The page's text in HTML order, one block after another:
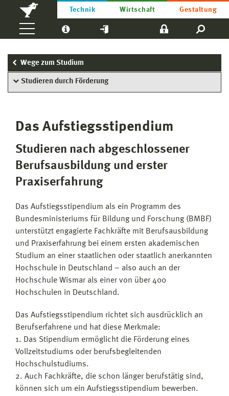
Technik Wirtschaft Gestaltung
Wege zum Studium
Studieren durch Förderung
Das Aufstiegsstipendium
Studieren nach abgeschlossener
Berufsausbildung und erster
Praxiserfahrung
Das Aufstiegsstipendium als ein Programm des
Bundesministeriums für Bildung und Forschung (BMBF)
unterstützt engagierte Fachkräfte mit Berufsausbildung
und Praxiserfahrung bei einem ersten akademischen
Studium an einer staatlichen oder staatlich anerkannten
Hochschule in Deutschland – also auch an der
Hochschule Wismar als einer von über 400
Hochschulen in Deutschland.
Das Aufstiegsstipendium richtet sich ausdrücklich an
Berufserfahrene und hat diese Merkmale:
1. Das Stipendium ermöglicht die Förderung eines
Vollzeitstudiums oder berufsbegleitenden
Hochschulstudiums.
2. Auch Fachkräfte, die schon länger berufstätig sind,
können sich um ein Aufstiegsstipendium bewerben.